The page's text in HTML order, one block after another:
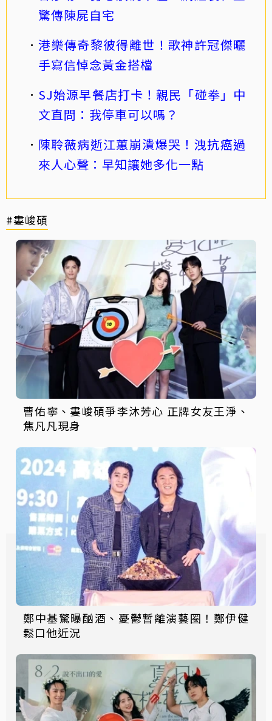
驚傳陳屍自宅
港樂傳奇黎彼得離世！歌神許冠傑曬
手寫信悼念黃金搭檔
SJ始源早餐店打卡！親民「碰拳」中
文直問：我停車可以嗎？
陳聆薇病逝江蕙崩潰爆哭！洩抗癌過
來人心聲：早知讓她多化一點
#婁峻碩
曹佑寧、婁峻碩爭李沐芳心 正牌女友王淨、
焦凡凡現身
鄭中基驚曝酗酒、憂鬱暫離演藝圈！鄭伊健
鬆口他近況